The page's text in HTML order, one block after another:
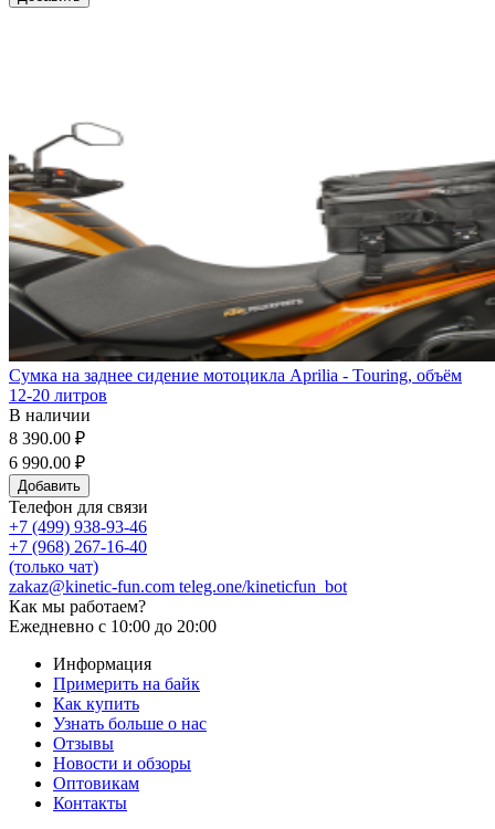
Сумка на заднее сидение мотоцикла Aprilia - Touring, объём
12-20 литров
В наличии
8 390.00 ₽
6 990.00 ₽
Добавить
Телефон для связи
+7 (499) 938-93-46
+7 (968) 267-16-40
(только чат)
zakaz@kinetic-fun.com teleg.one/kineticfun_bot
Как мы работаем?
Ежедневно с 10:00 до 20:00
Информация
Примерить на байк
Как купить
Узнать больше о нас
Отзывы
Новости и обзоры
Оптовикам
Контакты